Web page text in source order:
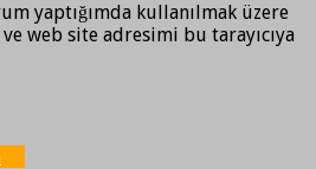
yaptığımda kullanılmak üzere
web site adresimi bu tarayıcıya